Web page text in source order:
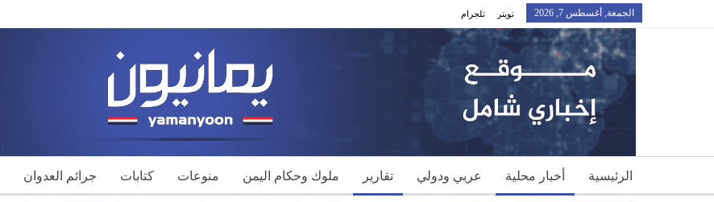
الجمعة, أغسطس 7, 2026 تويتر تلجرام
الرئيسية أخبار محلية عربي ودولي تقارير ملوك وحكام اليمن منوعات كتابات جرائم العدوان